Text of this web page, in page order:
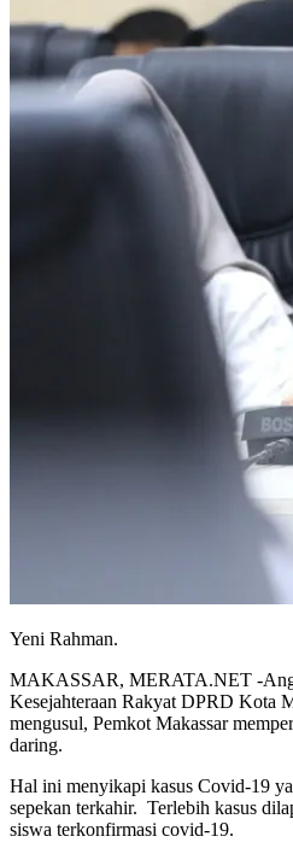
Yeni Rahman.
MAKASSAR, MERATA.NET -
Kesejahteraan Rakyat DPRD Kota
mengusul, Pemkot Makassar
daring.
Hal ini menyikapi kasus Covid-19
sepekan terkahir. Terlebih kasus
siswa terkonfirmasi covid-19.